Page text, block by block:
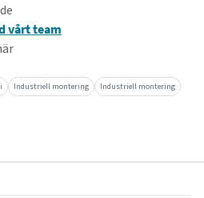
vårt team
Industriell montering
Industriell montering